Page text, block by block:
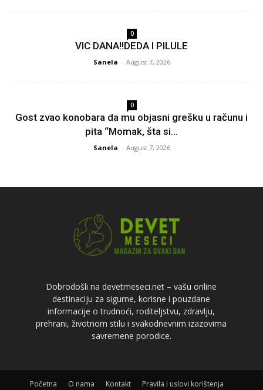
0
VIC DANA!!DEDA I PILULE
Sanela - August 7, 2026
0
Gost zvao konobara da mu objasni grešku u računu i
pita “Momak, šta si...
Sanela - August 7, 2026
Dobrodošli na devetmeseci.net – vašu online
destinaciju za sigurne, korisne i pouzdane
informacije o trudnoći, roditeljstvu, zdravlju,
prehrani, životnom stilu i svakodnevnim izazovima
savremene porodice.
Početna O nama Kontakt Pravila i uslovi korištenja